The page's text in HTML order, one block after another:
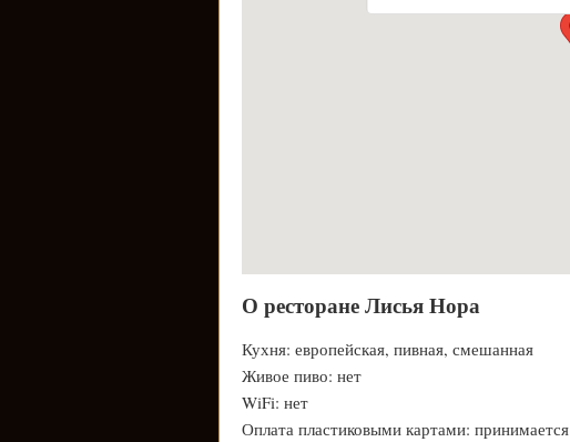
О ресторане Лисья Нора
Кухня: европейская, пивная, смешанная
Живое пиво: нет
WiFi: нет
Оплата пластиковыми картами: принимается